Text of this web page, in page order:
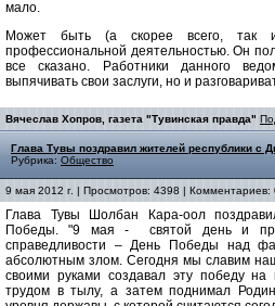
мало.
Может быть (а скорее всего, так
профессиональной деятельностью. Он
все сказано. Работники данного
выпячивать свои заслуги, но и
Вячеслав Хопров, газета "Тувинская правда"
Глава Тувы поздравил жителей республики с
Рубрика: Общество
9 мая 2012 г. | Просмотров: 4398 | Комментариев:
Глава Тувы Шолбан Кара-оол
Победы. "9 мая - святой день и
справедливости – День Победы над
абсолютным злом. Сегодня мы славим
своими руками создавал эту победу
трудом в тылу, а затем поднимал